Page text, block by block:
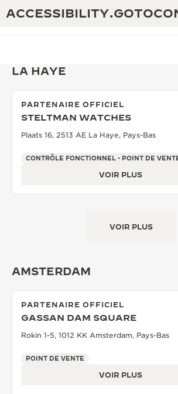
GARANTIE JAEGER-LECOULTRE
THE REVERSO 1931 CAFÉ
EXPOSITION « THE DREAM SHAPER »
L’ODYSSÉE SIDÉRALE
VOIR LES ÉVÉNEMENTS
EXCELLENCE : PLUS DE 190 ANS
SAVOIR-FAIRE : 108 MÉTIERS
LA HAYE
PARTENAIRE OFFICIEL
STELTMAN WATCHES
Plaats 16, 2513 AE La Haye, Pays-Bas
CONTRÔLE FONCTIONNEL - POINT DE
VOIR PLUS
VOIR PLUS
AMSTERDAM
PARTENAIRE OFFICIEL
GASSAN DAM SQUARE
Rokin 1-5, 1012 KK Amsterdam, Pays-Bas
POINT DE VENTE
VOIR PLUS